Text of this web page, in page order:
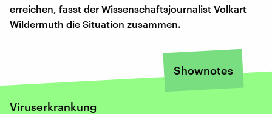
erreichen, fasst der Wissenschaftsjournalist Volkart
Wildermuth die Situation zusammen.
Shownotes
Viruserkrankung